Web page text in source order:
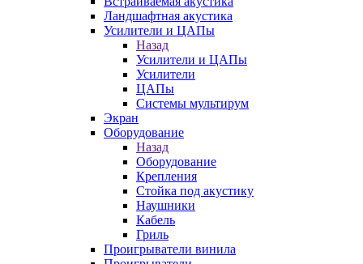
Ландшафтная акустика
Усилители и ЦАПы
Назад
Усилители и ЦАПы
Усилители
ЦАПы
Системы мультирум
Экран
Оборудование
Назад
Оборудование
Крепления
Стойка под акустику
Наушники
Кабель
Гриль
Проигрыватели винила